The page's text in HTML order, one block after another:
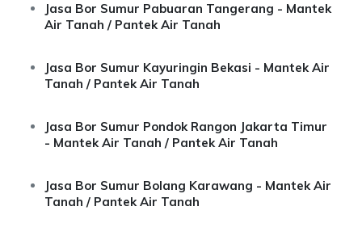
Jasa Bor Sumur Pabuaran Tangerang - Mantek
Air Tanah / Pantek Air Tanah
Jasa Bor Sumur Kayuringin Bekasi - Mantek Air
Tanah / Pantek Air Tanah
Jasa Bor Sumur Pondok Rangon Jakarta Timur
- Mantek Air Tanah / Pantek Air Tanah
Jasa Bor Sumur Bolang Karawang - Mantek Air
Tanah / Pantek Air Tanah